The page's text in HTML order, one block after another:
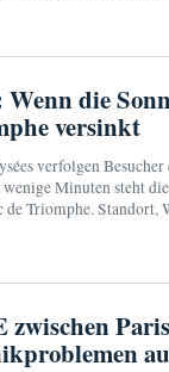
Wenn die
versinkt
verfolgen Besucher
Minuten steht
de Triomphe. Standort,